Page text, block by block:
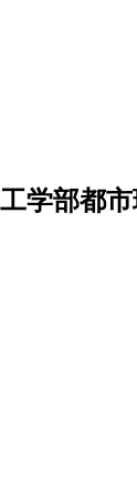
学部都